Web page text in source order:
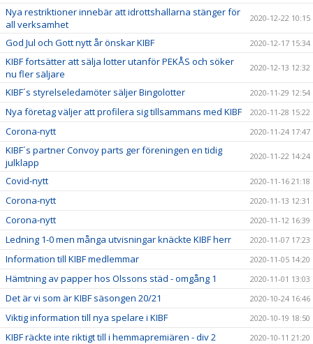
Nya restriktioner innebär att idrottshallarna stänger för
all verksamhet
2020-12-22 10:15
God Jul och Gott nytt år önskar KIBF 2020-12-17 15:34
KIBF fortsätter att sälja lotter utanför PEKÅS och söker
nu fler säljare
2020-12-13 12:32
KIBF´s styrelseledamöter säljer Bingolotter 2020-11-29 12:54
Nya företag väljer att profilera sig tillsammans med KIBF 2020-11-28 15:22
Corona-nytt 2020-11-24 17:47
KIBF´s partner Convoy parts ger föreningen en tidig
julklapp
2020-11-22 14:24
Covid-nytt 2020-11-16 21:18
Corona-nytt 2020-11-13 12:31
Corona-nytt 2020-11-12 16:39
Ledning 1-0 men många utvisningar knäckte KIBF herr 2020-11-07 17:23
Information till KIBF medlemmar 2020-11-05 14:20
Hämtning av papper hos Olssons städ - omgång 1 2020-11-01 13:03
Det är vi som är KIBF säsongen 20/21 2020-10-24 16:46
Viktig information till nya spelare i KIBF 2020-10-19 18:50
KIBF räckte inte riktigt till i hemmapremiären - div 2 2020-10-11 21:20